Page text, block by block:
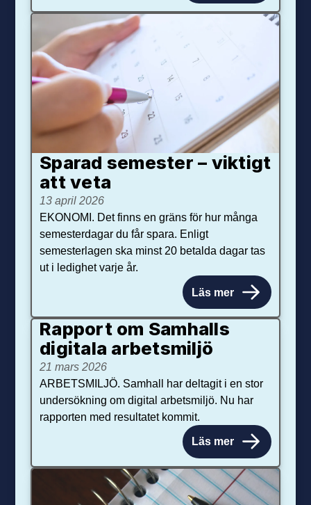
Sparad semester – viktigt
att veta
13 april 2026
EKONOMI. Det finns en gräns för hur många
semesterdagar du får spara. Enligt
semesterlagen ska minst 20 betalda dagar tas
ut i ledighet varje år.
Läs mer
Rapport om Samhalls
digitala arbetsmiljö
21 mars 2026
ARBETSMILJÖ. Samhall har deltagit i en stor
undersökning om digital arbetsmiljö. Nu har
rapporten med resultatet kommit.
Läs mer